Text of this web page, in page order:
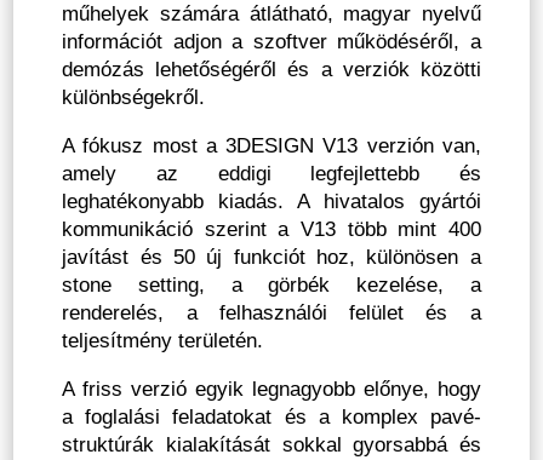
műhelyek számára átlátható, magyar nyelvű
információt adjon a szoftver működéséről, a
demózás lehetőségéről és a verziók közötti
különbségekről.
A fókusz most a 3DESIGN V13 verzión van,
amely az eddigi legfejlettebb és
leghatékonyabb kiadás. A hivatalos gyártói
kommunikáció szerint a V13 több mint 400
javítást és 50 új funkciót hoz, különösen a
stone setting, a görbék kezelése, a
renderelés, a felhasználói felület és a
teljesítmény területén.
A friss verzió egyik legnagyobb előnye, hogy
a foglalási feladatokat és a komplex pavé-
struktúrák kialakítását sokkal gyorsabbá és